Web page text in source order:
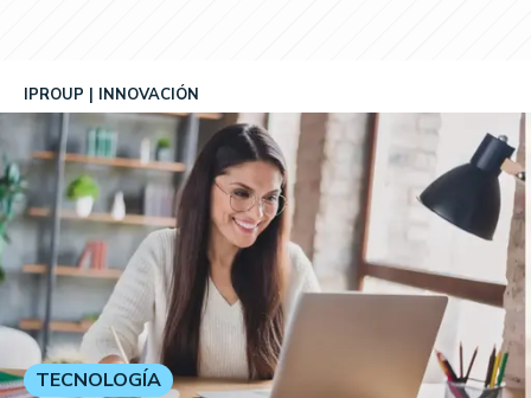
IPROUP INNOVACIÓN
TECNOLOGÍA